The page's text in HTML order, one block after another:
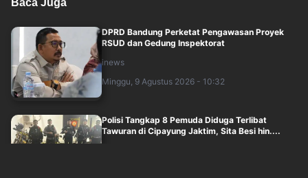
DPRD Bandung Perketat Pengawasan Proyek
RSUD dan Gedung Inspektorat
inews
Minggu, 9 Agustus 2026 - 10:32
Polisi Tangkap 8 Pemuda Diduga Terlibat
Tawuran di Cipayung Jaktim, Sita Besi hin....